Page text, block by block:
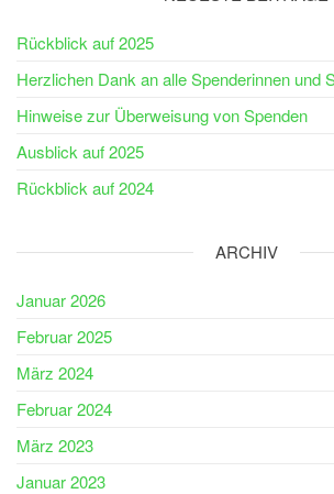
Rückblick auf 2025
Herzlichen Dank an alle Spenderinnen und
Hinweise zur Überweisung von Spenden
Ausblick auf 2025
Rückblick auf 2024
ARCHIV
Januar 2026
Februar 2025
März 2024
Februar 2024
März 2023
Januar 2023